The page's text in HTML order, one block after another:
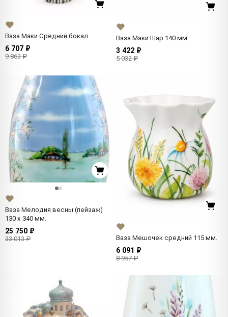
Ваза Маки Средний бокал
6 707 ₽
9 863 ₽
Ваза Маки Шар 140 мм.
3 422 ₽
5 032 ₽
Ваза Мелодия весны (пейзаж)
130 x 340 мм.
25 750 ₽
33 013 ₽ Ваза Мешочек средний 115 мм.
6 091 ₽
8 957 ₽